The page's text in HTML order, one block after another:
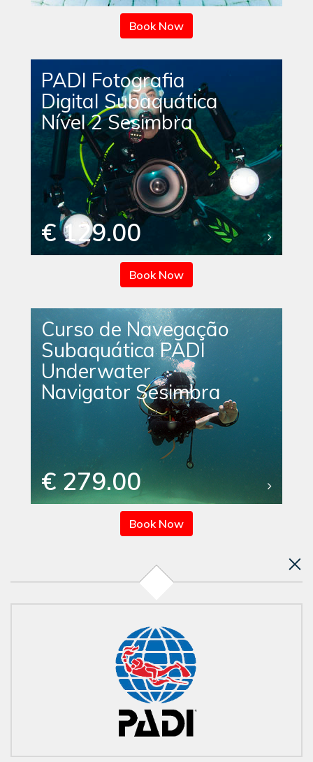
Book Now
PADI Fotografia
Digital Subaquática
Nível 2 Sesimbra
€ 129.00
Book Now
Curso de Navegação
Subaquática PADI
Underwater
Navigator Sesimbra
€ 279.00
Book Now